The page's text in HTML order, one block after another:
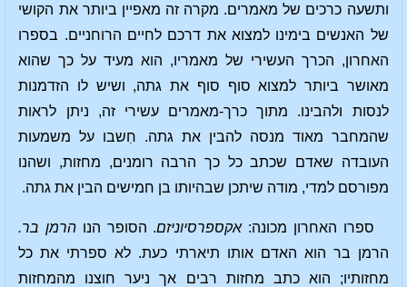
ותשעה כרכים של מאמרים. מקרה זה מאפיין ביותר את הקושי
של האנשים בימינו למצוא את דרכם לחיים הרוחניים. בספרו
האחרון, הכרך העשירי של מאמריו, הוא מעיד על כך שהוא
מאושר ביותר למצוא סוף סוף את גתה, ושיש לו הזדמנות
לנסות ולהבינו. מתוך כרך-מאמרים עשירי זה, ניתן לראות
שהמחבר מאוד מנסה להבין את גתה. חִשבו על משמעות
העובדה שאדם שכתב כל כך הרבה רומנים, מחזות, ושהנו
מפורסם למדי, מודה שיתכן שבהיותו בן חמישים הבין את גתה.
ספרו האחרון מכונה:אקספרסיוניזם. הסופר הנו הרמן בר.
הרמן בר הוא האדם אותו תיארתי כעת. לא ספרתי את כל
מחזותיו; הוא כתב מחזות רבים אך ניער חוצנו מהמחזות